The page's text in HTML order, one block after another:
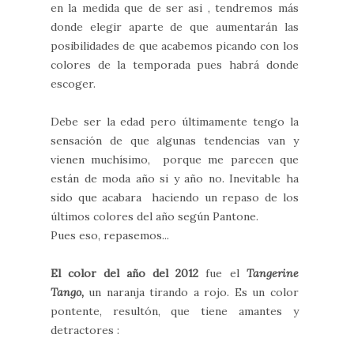
en la medida que de ser asi , tendremos más
donde elegir aparte de que aumentarán las
posibilidades de que acabemos picando con los
colores de la temporada pues habrá donde
escoger.
Debe ser la edad pero últimamente tengo la
sensación de que algunas tendencias van y
vienen muchísimo, porque me parecen que
están de moda año si y año no. Inevitable ha
sido que acabara haciendo un repaso de los
últimos colores del año según Pantone.
Pues eso, repasemos...
El color del año del 2012fue el Tangerine
Tango, un naranja tirando a rojo. Es un color
pontente, resultón, que tiene amantes y
detractores :